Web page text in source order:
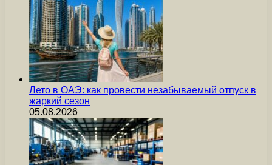
Лето в ОАЭ: как провести незабываемый отпуск в
жаркий сезон
05.08.2026